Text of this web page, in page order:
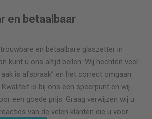
en betaalbaar
en betaalbare glaszetter in
kunt u ons altijd bellen. Wij hechten veel
is afspraak” en het correct omgaan
is bij ons een speerpunt en wij
een goede prijs. Graag verwijzen wij u
van de velen klanten die u voor